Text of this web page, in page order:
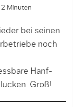
2 Minuten
bei seinen
noch
Hanf-
Groß!